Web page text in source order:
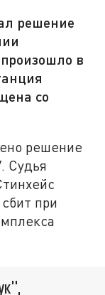
решение
в
со
решение
Судья
при